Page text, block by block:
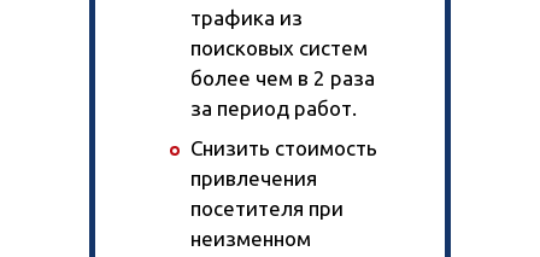
трафика из
поисковых систем
более чем в 2 раза
за период работ.
Снизить стоимость
привлечения
посетителя при
неизменном